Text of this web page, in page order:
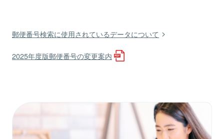
郵便番号検索に使用されているデータについて
2025年度版郵便番号の変更案内